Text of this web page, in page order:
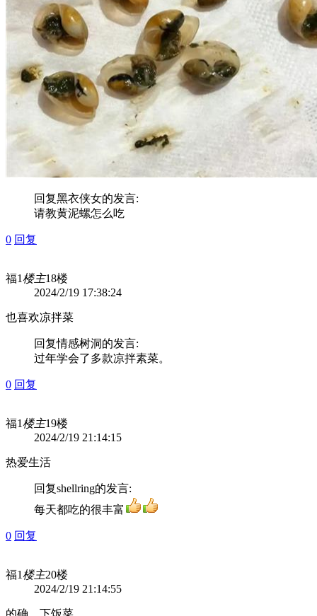
回复黑衣侠女的发言:
请教黄泥螺怎么吃
0 回复
福1楼主18楼
2024/2/19 17:38:24
也喜欢凉拌菜
回复情感树洞的发言:
过年学会了多款凉拌素菜。
0 回复
福1楼主19楼
2024/2/19 21:14:15
热爱生活
回复shellring的发言:
每天都吃的很丰富
0 回复
福1楼主20楼
2024/2/19 21:14:55
的确，下饭菜